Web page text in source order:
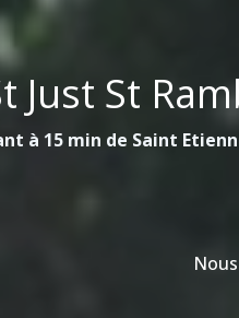
Just St
à 15 min de Saint